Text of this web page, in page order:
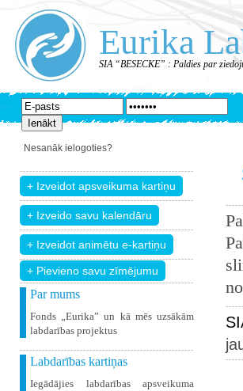
Eurika
SIA “BESECKE” : Paldies par
Nesanāk ielogoties?
+ Pievieno savu zīmējumu
Par mums
Fonds „Eurika” un kā mēs uzsākām
labdarības projektus
Labdarības kartiņas
Iegādājies labdarības apsveikuma